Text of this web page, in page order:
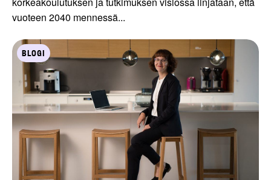
vuoteen 2040 mennessä...
BLOGI